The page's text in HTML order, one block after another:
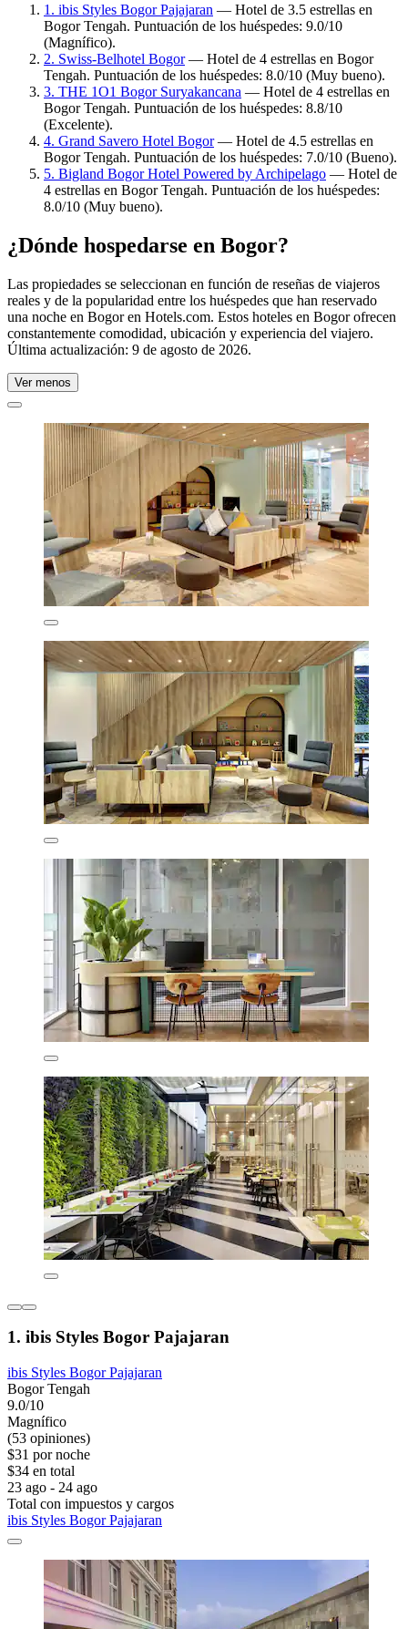
1. ibis Styles Bogor Pajajaran — Hotel de 3.5 estrellas en
Bogor Tengah. Puntuación de los huéspedes: 9.0/10
(Magnífico).
2. Swiss-Belhotel Bogor— Hotel de 4 estrellas en Bogor
Tengah. Puntuación de los huéspedes: 8.0/10 (Muy bueno).
3. THE 1O1 Bogor Suryakancana — Hotel de 4 estrellas en
Bogor Tengah. Puntuación de los huéspedes: 8.8/10
(Excelente).
4. Grand Savero Hotel Bogor— Hotel de 4.5 estrellas en
Bogor Tengah. Puntuación de los huéspedes: 7.0/10 (Bueno).
5. Bigland Bogor Hotel Powered by Archipelago — Hotel de
4 estrellas en Bogor Tengah. Puntuación de los huéspedes:
8.0/10 (Muy bueno).
¿Dónde hospedarse en Bogor?
Las propiedades se seleccionan en función de reseñas de viajeros
reales y de la popularidad entre los huéspedes que han reservado
una noche en Bogor en Hotels.com. Estos hoteles en Bogor ofrecen
constantemente comodidad, ubicación y experiencia del viajero.
Última actualización: 9 de agosto de 2026.
Ver menos
1. ibis Styles Bogor Pajajaran
ibis Styles Bogor Pajajaran
Bogor Tengah
9.0/10
Magnífico
(53 opiniones)
$31 por noche
$34 en total
23 ago - 24 ago
Total con impuestos y cargos
ibis Styles Bogor Pajajaran